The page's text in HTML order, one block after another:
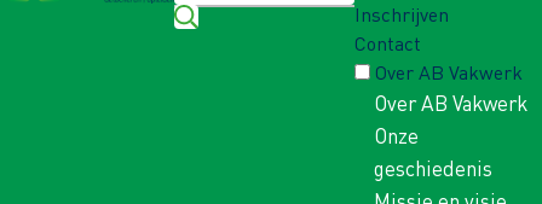
Inschrijven
Contact
Over AB Vakwerk
Over AB Vakwerk
Onze
geschiedenis